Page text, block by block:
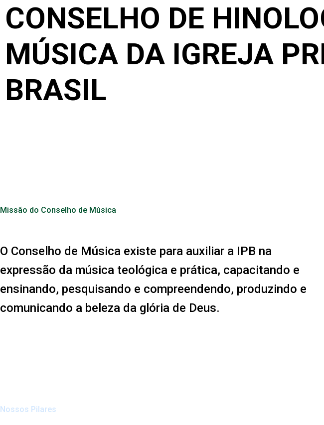
CONSELHO DE
MÚSICA DA IGREJA
BRASIL
Missão do Conselho de Música
O Conselho de Música existe para auxiliar a IPB na
expressão da música teológica e prática, capacitando e
ensinando, pesquisando e compreendendo, produzindo e
comunicando a beleza da glória de Deus.
Nossos Pilares